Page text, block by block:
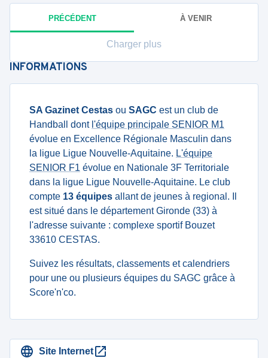
PRÉCÉDENT À VENIR
Charger plus
INFORMATIONS
SA Gazinet Cestas ou SAGC est un club de
Handball dont l'équipe principale SENIOR M1
évolue en Excellence Régionale Masculin dans
la ligue Ligue Nouvelle-Aquitaine. L'équipe
SENIOR F1 évolue en Nationale 3F Territoriale
dans la ligue Ligue Nouvelle-Aquitaine. Le club
compte 13 équipes allant de jeunes à regional. Il
est situé dans le département Gironde (33) à
l'adresse suivante : complexe sportif Bouzet
33610 CESTAS.
Suivez les résultats, classements et calendriers
pour une ou plusieurs équipes du SAGC grâce à
Score'n'co.
Site Internet